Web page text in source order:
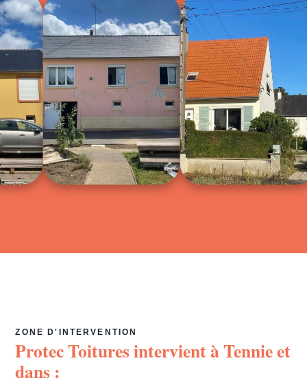
ZONE D'INTERVENTION
Protec Toitures intervient àTennieet
dans :